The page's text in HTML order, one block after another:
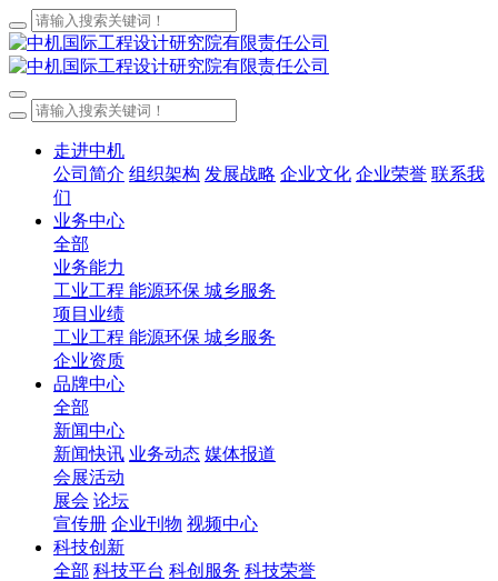
走进中机
公司简介 组织架构 发展战略 企业文化 企业荣誉 联系我
们
业务中心
全部
业务能力
工业工程 能源环保 城乡服务
项目业绩
工业工程 能源环保 城乡服务
企业资质
品牌中心
全部
新闻中心
新闻快讯 业务动态 媒体报道
会展活动
展会 论坛
宣传册 企业刊物 视频中心
科技创新
全部 科技平台 科创服务 科技荣誉